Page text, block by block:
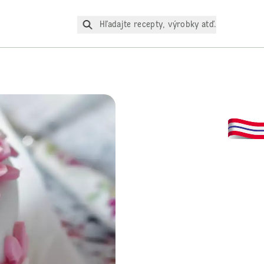
Hľadajte recepty, výrobky atď.